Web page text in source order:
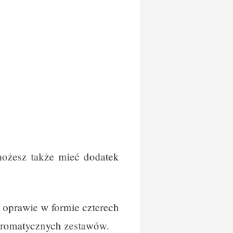
także mieć dodatek
w formie czterech
zestawów.